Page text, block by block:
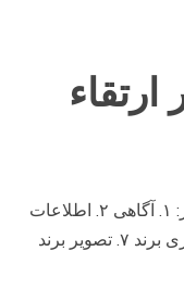
ارتقاء
۱۰ نقش تبلیغ در ارتقاء محصول عبارتند از: ۱. آگاهی ۲. اطلاعات